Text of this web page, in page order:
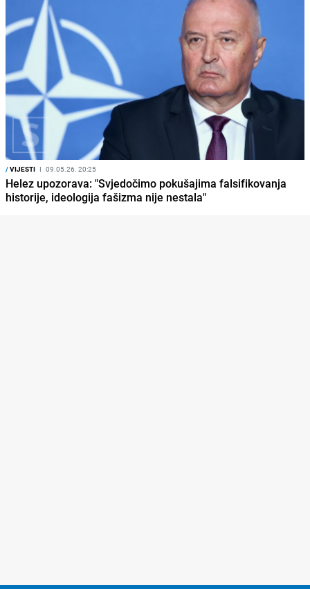
/VIJESTI I 09.05.26. 20:25
Helez upozorava: "Svjedočimo pokušajima falsifikovanja
historije, ideologija fašizma nije nestala"